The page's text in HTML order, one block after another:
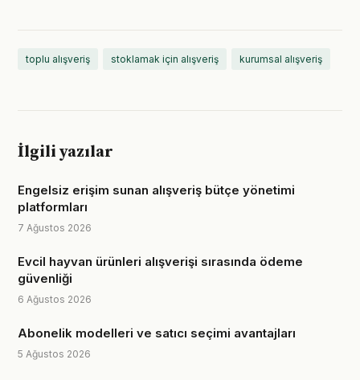
toplu alışveriş stoklamak için alışveriş kurumsal alışveriş
İlgili yazılar
Engelsiz erişim sunan alışveriş bütçe yönetimi
platformları
7 Ağustos 2026
Evcil hayvan ürünleri alışverişi sırasında ödeme
güvenliği
6 Ağustos 2026
Abonelik modelleri ve satıcı seçimi avantajları
5 Ağustos 2026